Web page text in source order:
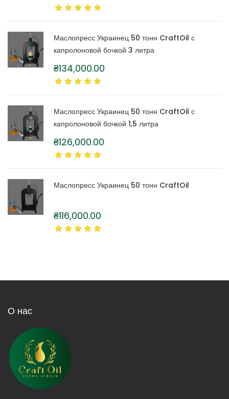
Маслопресс Украинец 50 тонн CraftOil с
капролоновой бочкой 3 литра
₴134,000.00
Маслопресс Украинец 50 тонн CraftOil с
капролоновой бочкой 1,5 литра
₴126,000.00
Маслопресс Украинец 50 тонн CraftOil
₴116,000.00
О нас